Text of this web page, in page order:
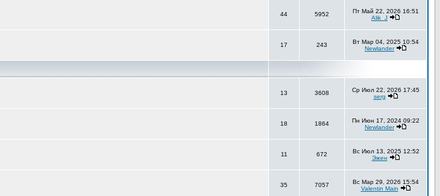
44 5952
Пт Май 22, 2026 16:51
Alik_J
17 243
Вт Мар 04, 2025 10:54
Newlander
13 3608
Ср Июл 22, 2026 17:45
serg
18 1864
Пн Июн 17, 2024 09:22
Newlander
11 672
Вс Июл 13, 2025 12:52
Эжен
35 7057
Вс Мар 29, 2026 15:54
Valentin Main